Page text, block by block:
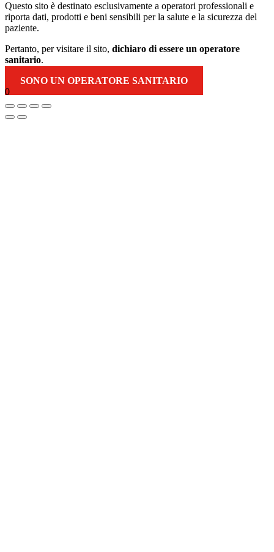
Questo sito è destinato esclusivamente a operatori professionali e
riporta dati, prodotti e beni sensibili per la salute e la sicurezza del
paziente.
Pertanto, per visitare il sito, dichiaro di essere un operatore
sanitario.
SONO UN OPERATORE SANITARIO
0
Torna
in